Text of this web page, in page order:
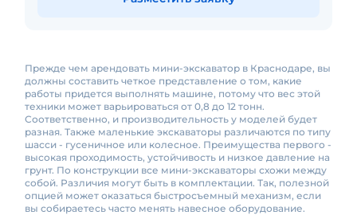
Прежде чем арендовать мини-экскаватор в Краснодаре, вы
должны составить четкое представление о том, какие
работы придется выполнять машине, потому что вес этой
техники может варьироваться от 0,8 до 12 тонн.
Соответственно, и производительность у моделей будет
разная. Также маленькие экскаваторы различаются по типу
шасси - гусеничное или колесное. Преимущества первого -
высокая проходимость, устойчивость и низкое давление на
грунт. По конструкции все мини-экскаваторы схожи между
собой. Различия могут быть в комплектации. Так, полезной
опцией может оказаться быстросъемный механизм, если
вы собираетесь часто менять навесное оборудование.